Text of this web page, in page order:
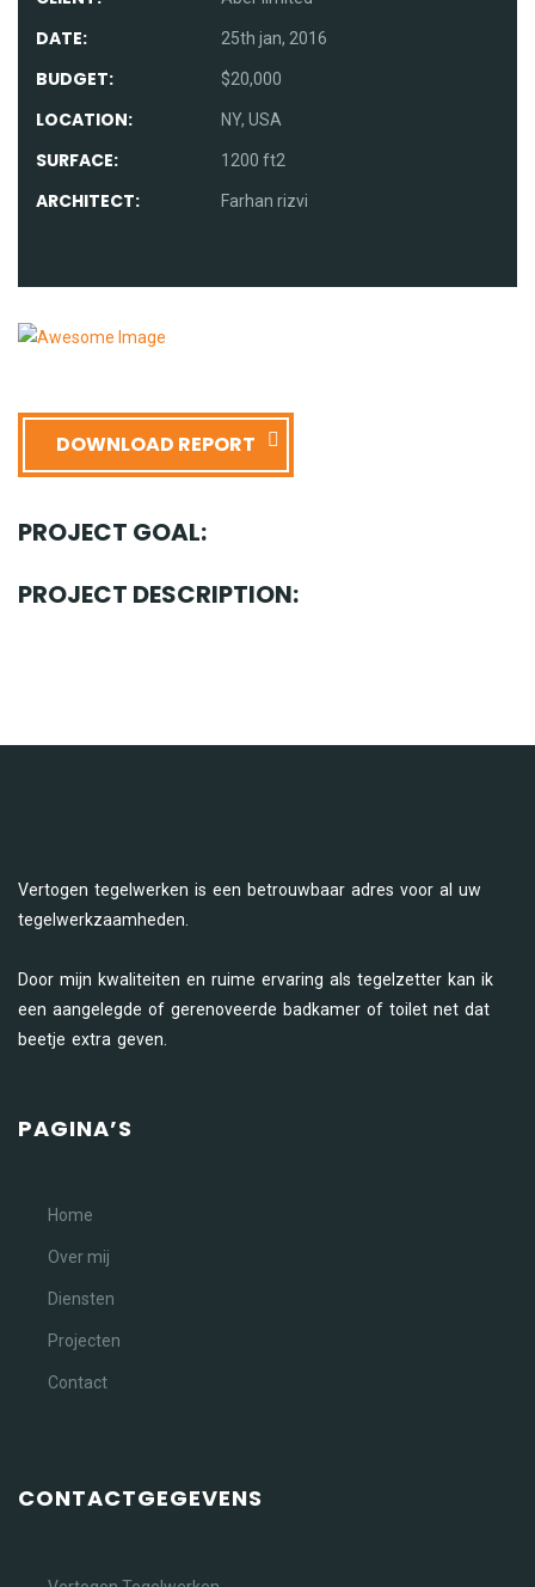
DATE: 25th jan, 2016
BUDGET: $20,000
LOCATION: NY, USA
SURFACE: 1200 ft2
ARCHITECT: Farhan rizvi
DOWNLOAD REPORT
PROJECT GOAL:
PROJECT DESCRIPTION:
Vertogen tegelwerken is een betrouwbaar adres voor al uw
tegelwerkzaamheden.
Door mijn kwaliteiten en ruime ervaring als tegelzetter kan ik
een aangelegde of gerenoveerde badkamer of toilet net dat
beetje extra geven.
PAGINA’S
Home
Over mij
Diensten
Projecten
Contact
CONTACTGEGEVENS